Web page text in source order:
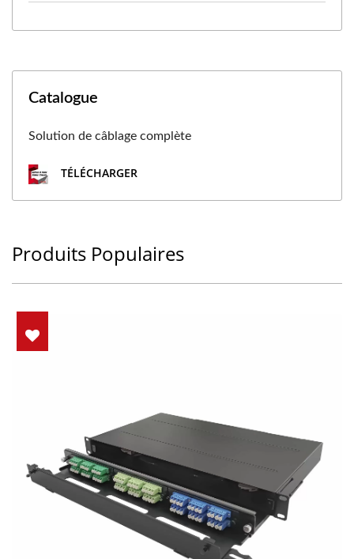
Catalogue
Solution de câblage complète
TÉLÉCHARGER
Produits Populaires